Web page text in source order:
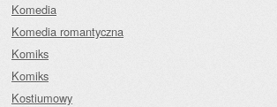
Komedia
Komedia romantyczna
Komiks
Komiks
Kostiumowy